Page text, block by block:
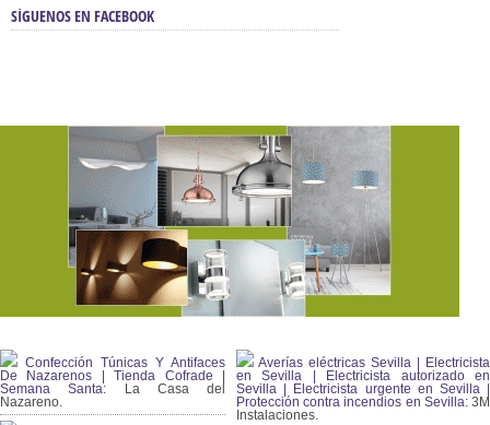
SÍGUENOS EN FACEBOOK
Confección Túnicas Y Antifaces
De Nazarenos | Tienda Cofrade |
Semana Santa: La Casa del
Nazareno.
Averías eléctricas Sevilla | Electricista
en Sevilla | Electricista autorizado en
Sevilla | Electricista urgente en Sevilla |
Protección contra incendios en Sevilla:3M
Instalaciones.